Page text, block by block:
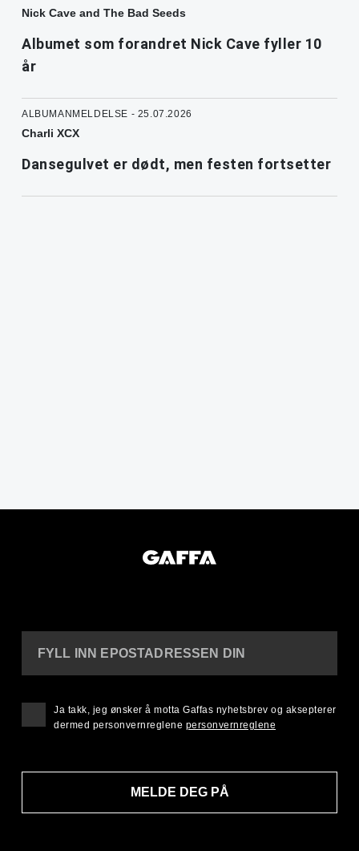
Nick Cave and The Bad Seeds
Albumet som forandret Nick Cave fyller 10
år
ALBUMANMELDELSE - 25.07.2026
Charli XCX
Dansegulvet er dødt, men festen fortsetter
FYLL INN EPOSTADRESSEN DIN
MELDE DEG PÅ
Ja takk, jeg ønsker å motta Gaffas nyhetsbrev og aksepterer
dermed personvernreglene personvernreglene